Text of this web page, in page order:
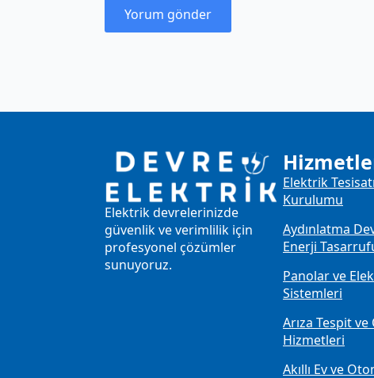
Elektrik devrelerinizde
güvenlik ve verimlilik için
profesyonel çözümler
sunuyoruz.
Elektrik
Kurulumu
Aydınlatma
Enerji
Panolar ve
Sistemleri
Arıza Tespit ve
Hizmetleri
Akıllı Ev ve